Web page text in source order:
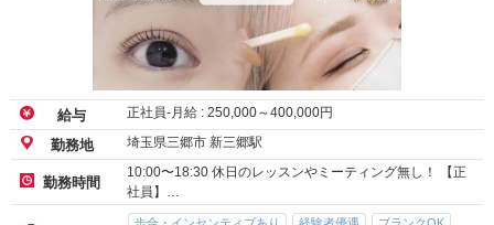
給与 正社員-月給 : 250,000～400,000円
勤務地 埼玉県三郷市 新三郷駅
勤務時間
10:00〜18:30 休日のレッスンやミーティング無し！ 【正
社員】…